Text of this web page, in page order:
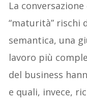
La
“maturità” rischi
semantica, una
lavoro più
del business
e quali, invece,